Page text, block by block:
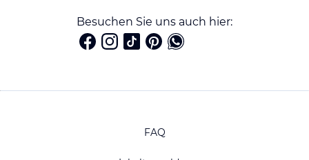
Besuchen Sie uns auch hier:
FAQ